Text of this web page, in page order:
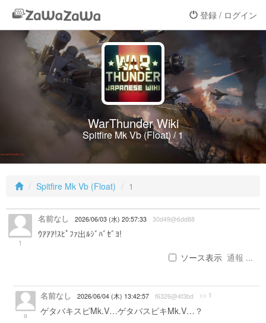
登録 / ログイン
WarThunder Wiki
Spitfire Mk Vb (Float) / 1
Spitfire Mk Vb (Float) 1
1
名前なし 2026/06/03 (水) 20:57:33 30d49@6dd88
ｳｱｱｱ!ｽﾋﾟﾌｧ出ﾙｼﾞﾊﾞｾﾞﾖ!
ソース表示 通報 ...
9
名前なし 2026/06/04 (木) 13:42:57 f6326@4f3bd >> 1
ゲタバキスピMk.V…ゲタバスピキMk.V…？